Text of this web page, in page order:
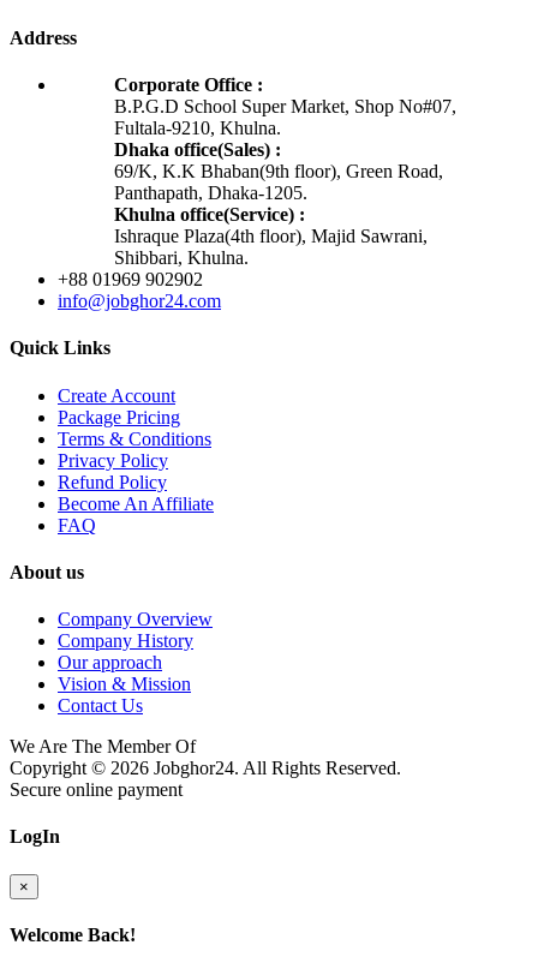
Address
Corporate Office :
B.P.G.D School Super Market, Shop No#07,
Fultala-9210, Khulna.
Dhaka office(Sales) :
69/K, K.K Bhaban(9th floor), Green Road,
Panthapath, Dhaka-1205.
Khulna office(Service) :
Ishraque Plaza(4th floor), Majid Sawrani,
Shibbari, Khulna.
+88 01969 902902
info@jobghor24.com
Quick Links
Create Account
Package Pricing
Terms & Conditions
Privacy Policy
Refund Policy
Become An Affiliate
FAQ
About us
Company Overview
Company History
Our approach
Vision & Mission
Contact Us
We Are The Member Of
Copyright © 2026 Jobghor24. All Rights Reserved.
Secure online payment
LogIn
×
Welcome Back!